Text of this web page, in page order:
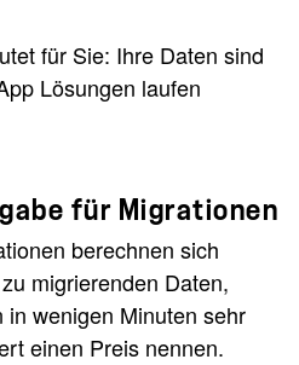
für Sie: Ihre Daten sind
Lösungen laufen
für Migrationen
berechnen sich
migrierenden Daten,
wenigen Minuten sehr
einen Preis nennen.